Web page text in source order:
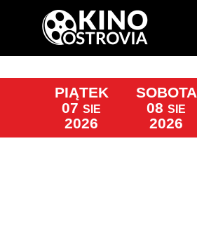
PIĄTEK
07 SIE
2026
SOBOTA
08 SIE
2026